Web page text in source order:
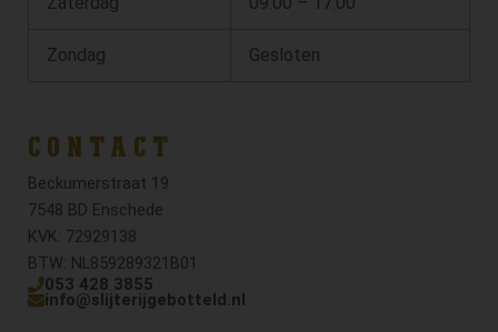
Zondag Gesloten
CONTACT
Beckumerstraat 19
7548 BD Enschede
KVK: 72929138
BTW: NL859289321B01
053 428 3855
info@slijterijgebotteld.nl